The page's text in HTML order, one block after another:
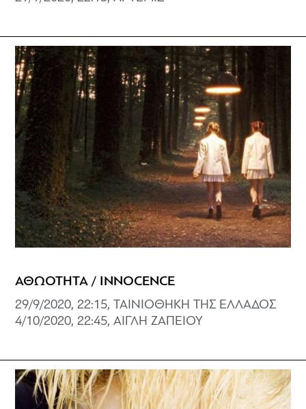
ΑΘΩΟΤΗΤΑ / INNOCENCE
29/9/2020, 22:15, ΤΑΙΝΙΟΘΗΚΗ ΤΗΣ ΕΛΛΑΔΟΣ
4/10/2020, 22:45, ΑΙΓΛΗ ΖΑΠΕΙΟΥ